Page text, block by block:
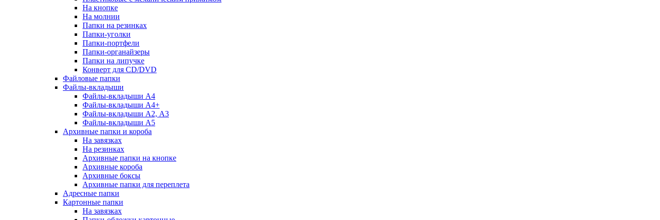
На кнопке
На молнии
Папки на резинках
Папки-уголки
Папки-портфели
Папки-органайзеры
Папки на липучке
Конверт для CD/DVD
Файловые папки
Файлы-вкладыши
Файлы-вкладыши А4
Файлы-вкладыши А4+
Файлы-вкладыши А2, А3
Файлы-вкладыши А5
Архивные папки и короба
На завязках
На резинках
Архивные папки на кнопке
Архивные короба
Архивные боксы
Архивные папки для переплета
Адресные папки
Картонные папки
На завязках